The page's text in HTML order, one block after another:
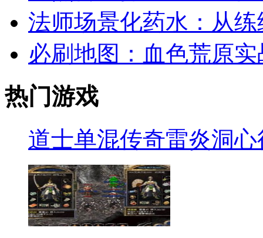
法师场景化药水：从练
必刷地图：血色荒原
热门游戏
道士单混传奇雷炎洞心